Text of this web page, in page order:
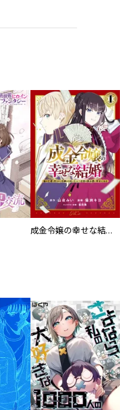
成金令嬢の幸せな結婚～金の亡者と罵られた令嬢は父親に売られて辺境の豚公爵と幸せになる～